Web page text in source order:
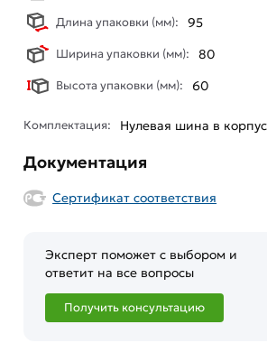
Длина упаковки (мм): 95
Ширина упаковки (мм): 80
Высота упаковки (мм): 60
Комплектация: Нулевая шина в
Документация
Сертификат соответствия
Эксперт поможет с выбором и
ответит на все вопросы
Получить консультацию